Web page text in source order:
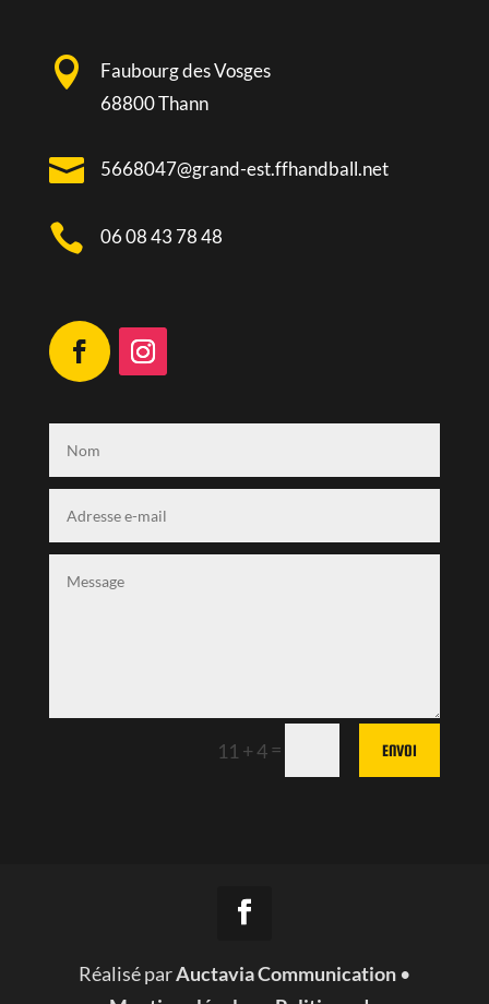

Faubourg des Vosges
68800 Thann
 5668047@grand-est.ffhandball.net
 06 08 43 78 48
11 + 4= ENVOI
Réalisé parAuctavia Communication•